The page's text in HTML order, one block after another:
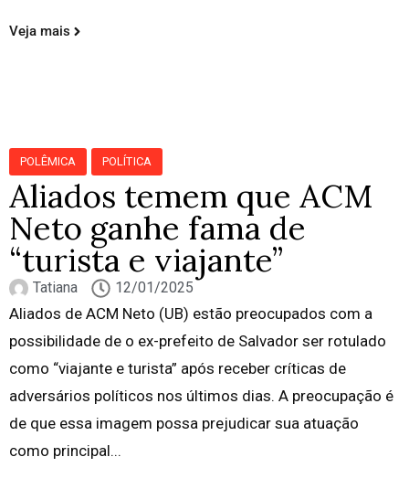
Veja mais
POLÊMICA POLÍTICA
Aliados temem que ACM
Neto ganhe fama de
“turista e viajante”
Tatiana 12/01/2025
Aliados de ACM Neto (UB) estão preocupados com a
possibilidade de o ex-prefeito de Salvador ser rotulado
como “viajante e turista” após receber críticas de
adversários políticos nos últimos dias. A preocupação é
de que essa imagem possa prejudicar sua atuação
como principal...